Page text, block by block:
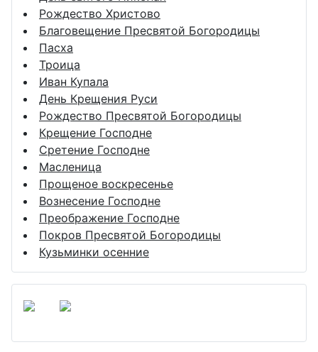
Рождество Христово
Благовещение Пресвятой Богородицы
Пасха
Троица
Иван Купала
День Крещения Руси
Рождество Пресвятой Богородицы
Крещение Господне
Сретение Господне
Масленица
Прощеное воскресенье
Вознесение Господне
Преображение Господне
Покров Пресвятой Богородицы
Кузьминки осенние